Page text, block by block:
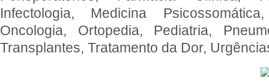
Infectologia, Medicina
Oncologia, Ortopedia, Pediatria,
Transplantes, Tratamento da Dor,